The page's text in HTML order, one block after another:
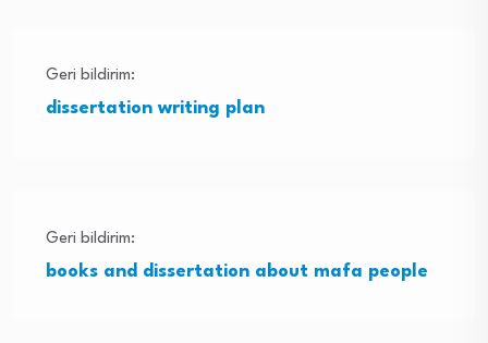
Geri bildirim:
dissertation writing plan
Geri bildirim:
books and dissertation about mafa people